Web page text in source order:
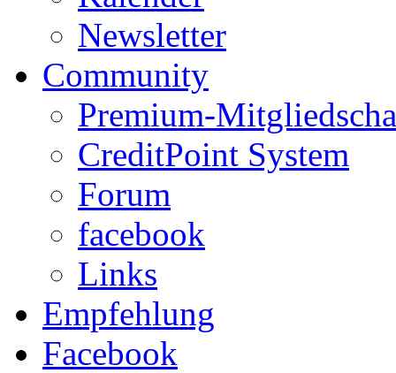
Newsletter
Community
Premium-
CreditPoint System
Forum
facebook
Links
Empfehlung
Facebook